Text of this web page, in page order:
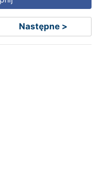
Następne >